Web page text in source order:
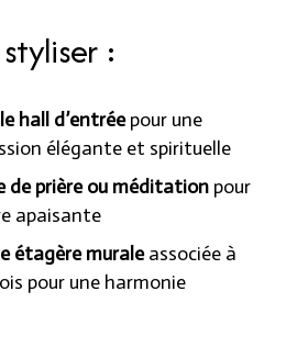
:
hall d’entrée pour une
élégante et spirituelle
de prière ou méditation pour
apaisante
étagère murale associée à
pour une harmonie